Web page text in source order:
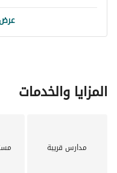
المزايا والخدمات
مدارس قريبة